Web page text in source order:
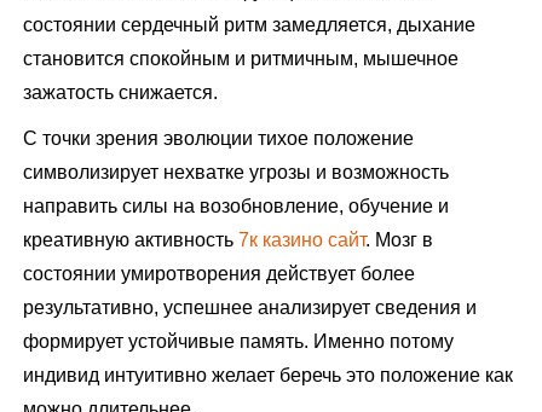
состоянии сердечный ритм замедляется, дыхание
становится спокойным и ритмичным, мышечное
зажатость снижается.
С точки зрения эволюции тихое положение
символизирует нехватке угрозы и возможность
направить силы на возобновление, обучение и
креативную активность 7к казино сайт. Мозг в
состоянии умиротворения действует более
результативно, успешнее анализирует сведения и
формирует устойчивые память. Именно потому
индивид интуитивно желает беречь это положение как